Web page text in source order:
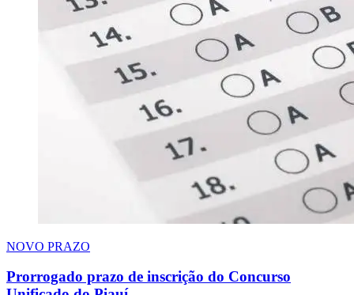
NOVO PRAZO
Prorrogado prazo de inscrição do Concurso